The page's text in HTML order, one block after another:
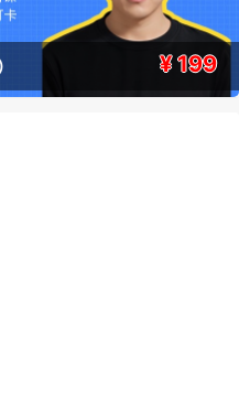
¥ 199